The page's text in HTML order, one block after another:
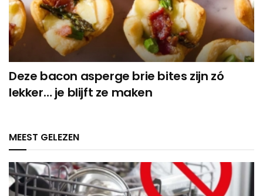
Deze bacon asperge brie bites zijn zó
lekker… je blijft ze maken
MEEST GELEZEN